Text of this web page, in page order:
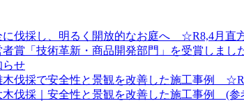
に伐採し、明るく開放的なお庭へ ☆R8,4月直
賞「技術革新・商品開発部門」を受賞しまし
らせ
木伐採で安全性と景観を改善した施工事例
木伐採｜安全性と景観を改善した施工事例 (